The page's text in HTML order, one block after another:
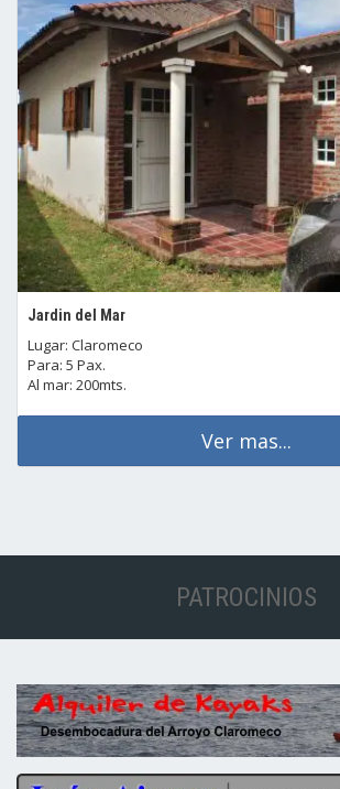
Jardin del Mar
Lugar: Claromeco
Para: 5 Pax.
Al mar: 200mts.
Ver mas...
PATROCINIOS